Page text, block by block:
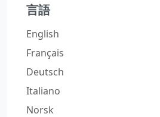
言語
English
Français
Deutsch
Italiano
Norsk